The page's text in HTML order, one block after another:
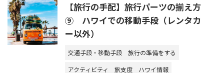
【旅行の手配】旅行パーツの揃え方
⑨ ハワイでの移動手段（レンタカ
ー以外）
交通手段・移動手段
旅行の準備をする
アクティビティ
旅支度 ハワイ情報